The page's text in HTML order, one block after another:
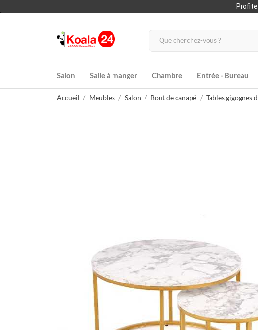
Salon Salle à manger Chambre Entrée - Bureau
Accueil Meubles Salon Bout de canapé Tables gigognes